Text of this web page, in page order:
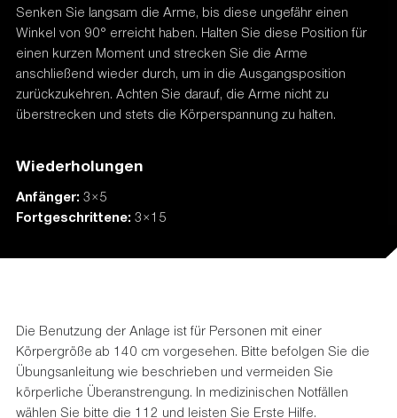
Senken Sie langsam die Arme, bis diese ungefähr einen
Winkel von 90° erreicht haben. Halten Sie diese Position für
einen kurzen Moment und strecken Sie die Arme
anschließend wieder durch, um in die Ausgangsposition
zurückzukehren. Achten Sie darauf, die Arme nicht zu
überstrecken und stets die Körperspannung zu halten.
Wiederholungen
Anfänger: 3×5
Fortgeschrittene: 3×15
Die Benutzung der Anlage ist für Personen mit einer
Körpergröße ab 140 cm vorgesehen. Bitte befolgen Sie die
Übungsanleitung wie beschrieben und vermeiden Sie
körperliche Überanstrengung. In medizinischen Notfällen
wählen Sie bitte die 112 und leisten Sie Erste Hilfe.